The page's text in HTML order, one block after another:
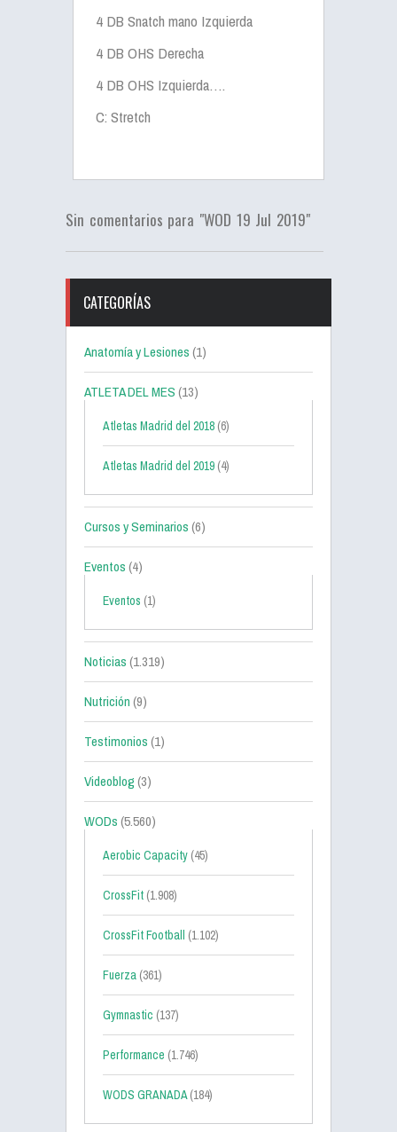
4 DB Snatch mano Izquierda
4 DB OHS Derecha
4 DB OHS Izquierda….
C: Stretch
Sin comentarios para "WOD 19 Jul 2019"
CATEGORÍAS
Anatomía y Lesiones(1)
ATLETA DEL MES(13)
Atletas Madrid del 2018 (6)
Atletas Madrid del 2019 (4)
Cursos y Seminarios(6)
Eventos(4)
Eventos (1)
Noticias(1.319)
Nutrición(9)
Testimonios(1)
Videoblog(3)
WODs(5.560)
Aerobic Capacity (45)
CrossFit (1.908)
CrossFit Football (1.102)
Fuerza (361)
Gymnastic (137)
Performance (1.746)
WODS GRANADA(184)